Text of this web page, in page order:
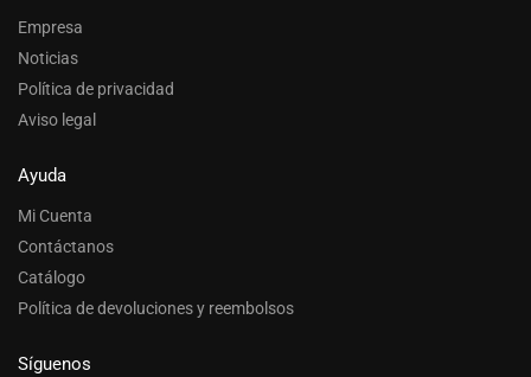
Empresa
Noticias
Política de privacidad
Aviso legal
Ayuda
Mi Cuenta
Contáctanos
Catálogo
Política de devoluciones y reembolsos
Síguenos